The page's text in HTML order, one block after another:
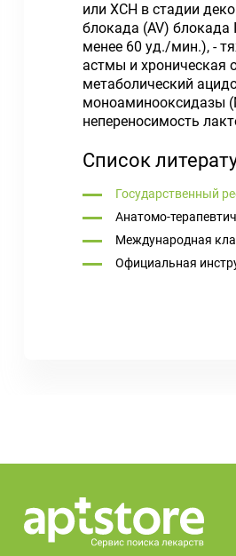
или ХСН в стадии
блокада (AV) блокада
менее 60 уд./мин.), -
астмы и хроническая
метаболический
моноаминооксидазы
непереносимость
Список
Государственный
Анатомо-
Международная
Официальная